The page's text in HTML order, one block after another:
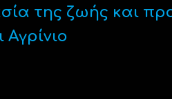
της ζωής και